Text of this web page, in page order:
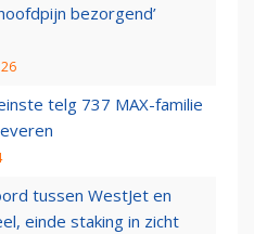
bezorgend’
telg 737 MAX-familie
tussen WestJet en
einde staking in zicht